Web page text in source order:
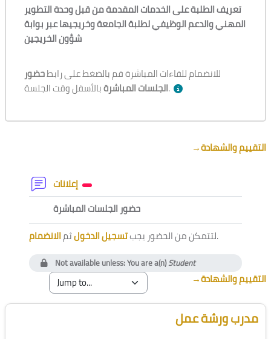
تعريف الطلبة على الخدمات المقدمة من قبل وحدة التطوير
المهني والدعم الوظيفي لطلبة الجامعة وخريجيها عبر بوابة
شؤون الخريجين
للانضمام للقاءات المباشرة قم بالضغط على رابطحضور
الجلسات المباشرةبالأسفل وقت الجلسة.
→التقييم والشهادة
Forum
حضور الجلسات المباشرةExternal tool
لتتمكن من الحضور يجبتسجيل الدخولثمالانضمام .
Not available unless: You are a(n)Student
→التقييم والشهادة
Blocks
Skip [Cocoon] Course Instructor مدرب ورشة عمل